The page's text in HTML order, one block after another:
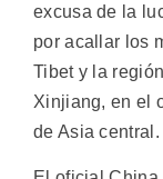
excusa de la
por acallar los
Tibet y la
Xinjiang, en el
de Asia central.